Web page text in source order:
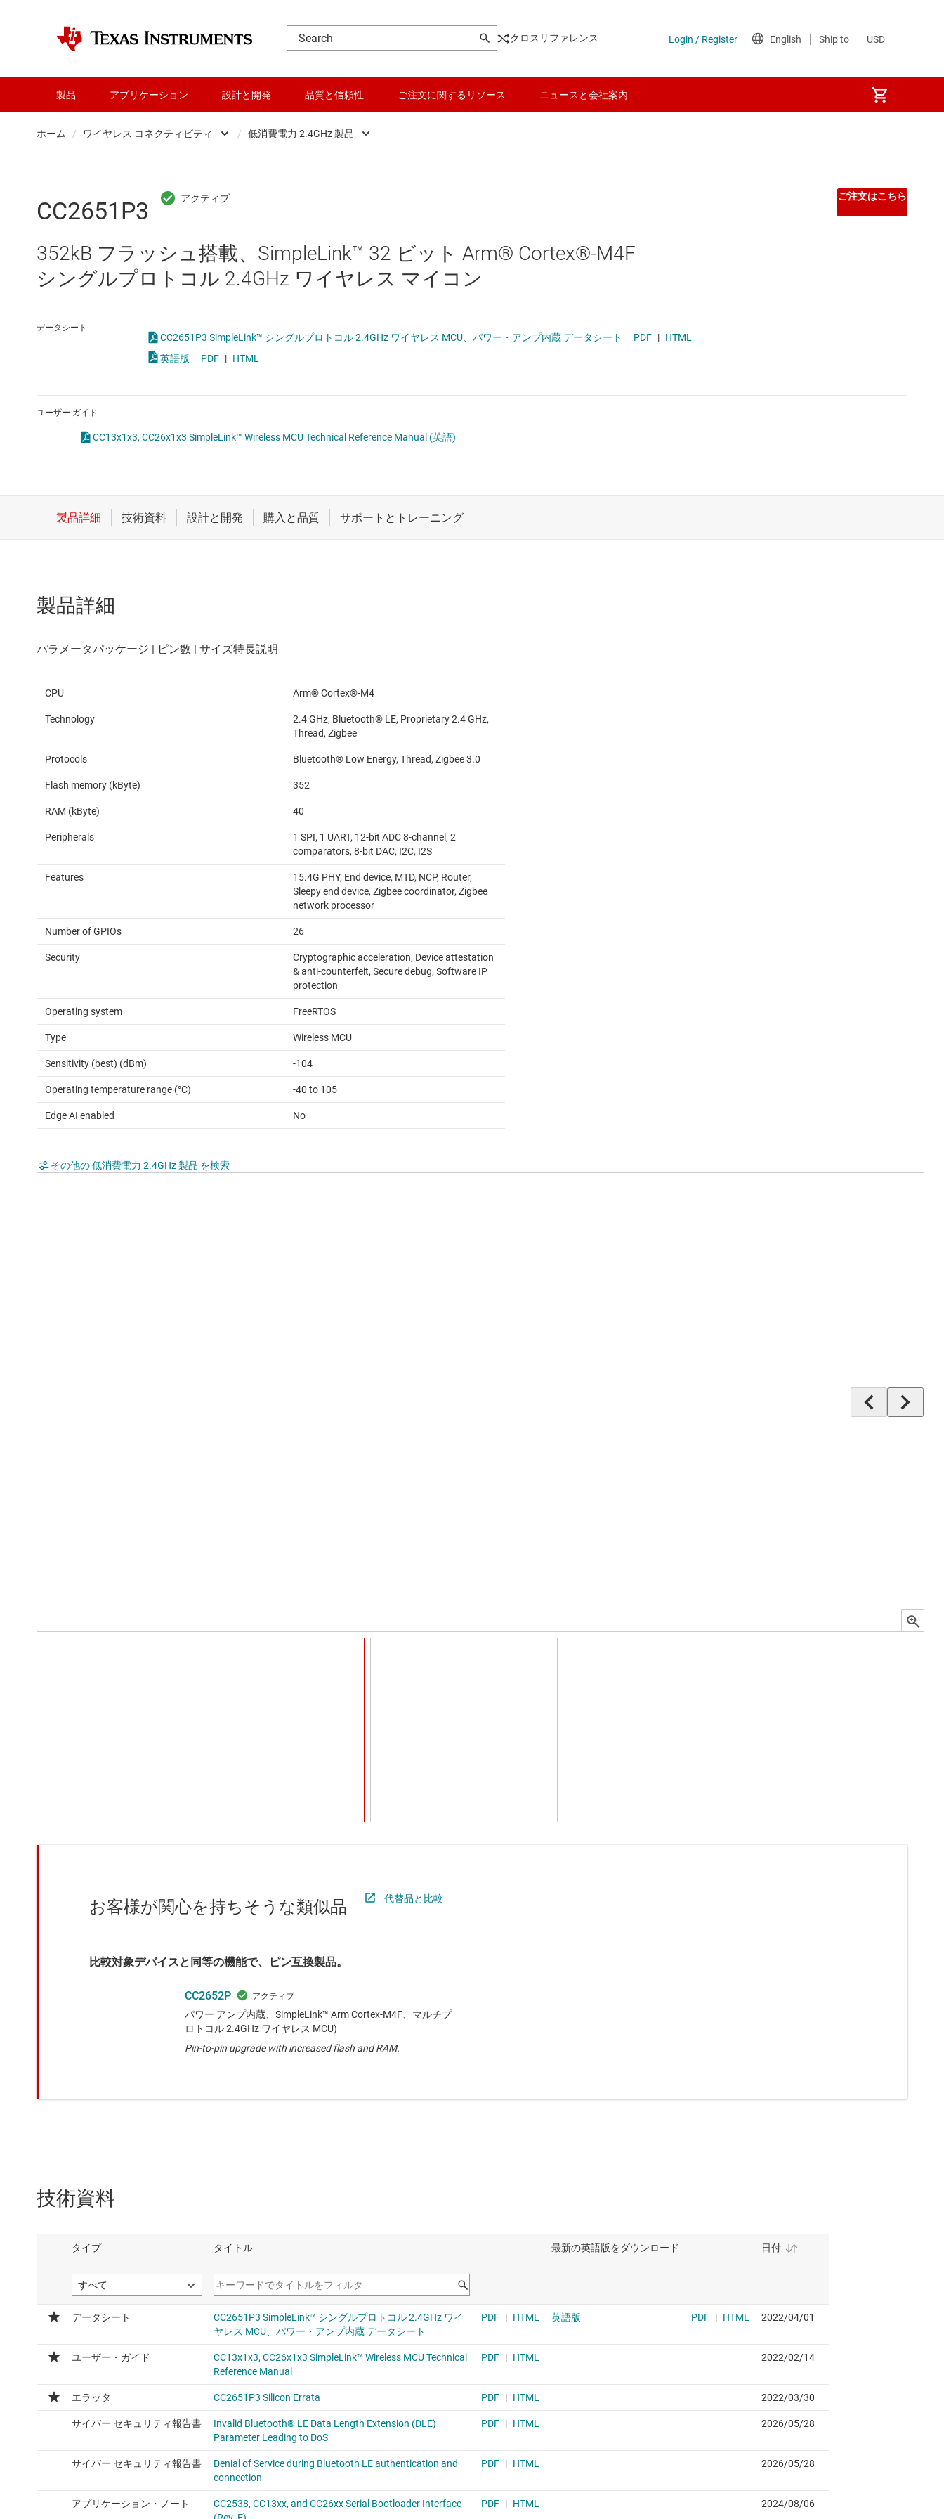
クロスリファレンス
製品 アプリケーション 設計と開発 品質と信頼性 ご注文に関するリソース ニュースと会社案内
ホーム / ワイヤレス コネクティビティ
RF とマイクロ波
インターフェイス
オーディオ、ハプティクス、およびピエゾ
スイッチ/マルチプレクサ
マイコン (MCU) / プロセッサ
モータ ドライバ
/ 低消費電力 2.4GHz 製品
車載ワイヤレス接続製品
長距離対応 Sub-1GHz 製品
CC2651P3
352kB フラッシュ搭載、SimpleLink™ 32 ビット Arm® Cortex®-M4F
シングルプロトコル 2.4GHz ワイヤレス マイコン
ご注文はこちら
データシート
CC2651P3 SimpleLink™ シングルプロトコル 2.4GHz ワイヤレス MCU、パワー・アンプ内蔵 データシート PDF | HTML
英語版
PDF | HTML
ユーザー ガイド
CC13x1x3, CC26x1x3 SimpleLink™ Wireless MCU Technical Reference Manual (英語)
製品詳細
CPU Arm® Cortex®-M4
Technology
2.4 GHz, Bluetooth® LE, Proprietary 2.4 GHz,
Thread, Zigbee
Protocols Bluetooth® Low Energy, Thread, Zigbee 3.0
Flash memory (kByte) 352
RAM (kByte) 40
Peripherals
1 SPI, 1 UART, 12-bit ADC 8-channel, 2
comparators, 8-bit DAC, I2C, I2S
Features
15.4G PHY, End device, MTD, NCP, Router,
Sleepy end device, Zigbee coordinator, Zigbee
network processor
Number of GPIOs 26
Security
Cryptographic acceleration, Device attestation
& anti-counterfeit, Secure debug, Software IP
protection
Operating system FreeRTOS
Type Wireless MCU
Sensitivity (best) (dBm) -104
Operating temperature range (°C) -40 to 105
Edge AI enabled No
その他の 低消費電力 2.4GHz 製品 を検索
お客様が関心を持ちそうな類似品 代替品と比較
比較対象デバイスと同等の機能で、ピン互換製品。
CC2652P
パワー アンプ内蔵、SimpleLink™ Arm Cortex-M4F、マルチプ
ロトコル 2.4GHz ワイヤレス MCU)
Pin-to-pin upgrade with increased flash and RAM.
技術資料